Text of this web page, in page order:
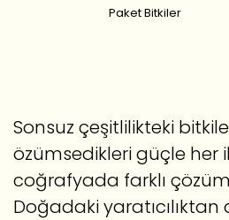
Paket Bitkiler
Sonsuz çeşitlilikteki
özümsedikleri güçle her
coğrafyada farklı
Doğadaki yaratıcılıktan